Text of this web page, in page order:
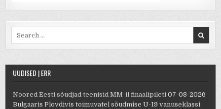
Search for:
UUDISED | ERR
Noored Eesti sõudjad teenisid MM-il finaalipileti 07-08-2026
Bulgaaris Plovdivis toimuvatel sõudmise U-19 vanuseklassi